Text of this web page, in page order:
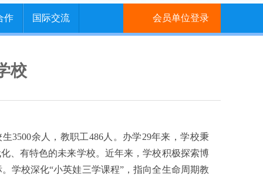
作 国际交流 会员单位登录
校
3500余人，教职工486人。办学29年来，学校秉
、有特色的未来学校。近年来，学校积极探索博
学校深化“小英娃三学课程”，指向全生命周期教